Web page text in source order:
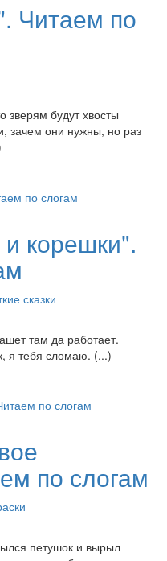
Читаем по
будут хвосты
зачем они нужны, но раз
корешки".
сказки
там да работает.
я тебя сломаю. (...)
по слогам
петушок и вырыл